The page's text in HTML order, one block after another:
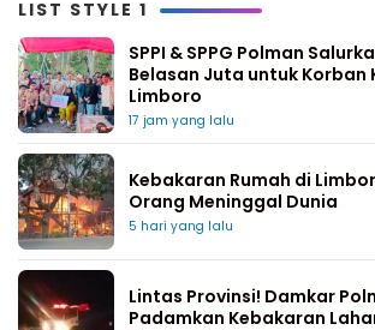
LIST STYLE 1
SPPI & SPPG Polman
Belasan Juta untuk Korban
Limboro
17 jam yang lalu
Kebakaran Rumah di
Orang Meninggal Dunia
5 hari yang lalu
Lintas Provinsi! Damkar
Padamkan Kebakaran